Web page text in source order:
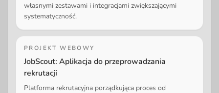
własnymi zestawami i integracjami zwiększającymi
systematyczność.
PROJEKT WEBOWY
JobScout: Aplikacja do przeprowadzania
rekrutacji
Platforma rekrutacyjna porządkująca proces od